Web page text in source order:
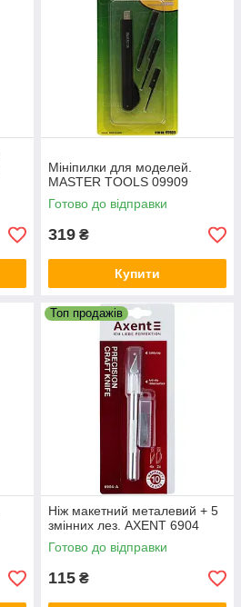
Мініпилки для моделей.
MASTER TOOLS 09909
Готово до відправки
319 ₴
Купити
Топ продажів
Ніж макетний металевий + 5
змінних лез. AXENT 6904
Готово до відправки
115 ₴